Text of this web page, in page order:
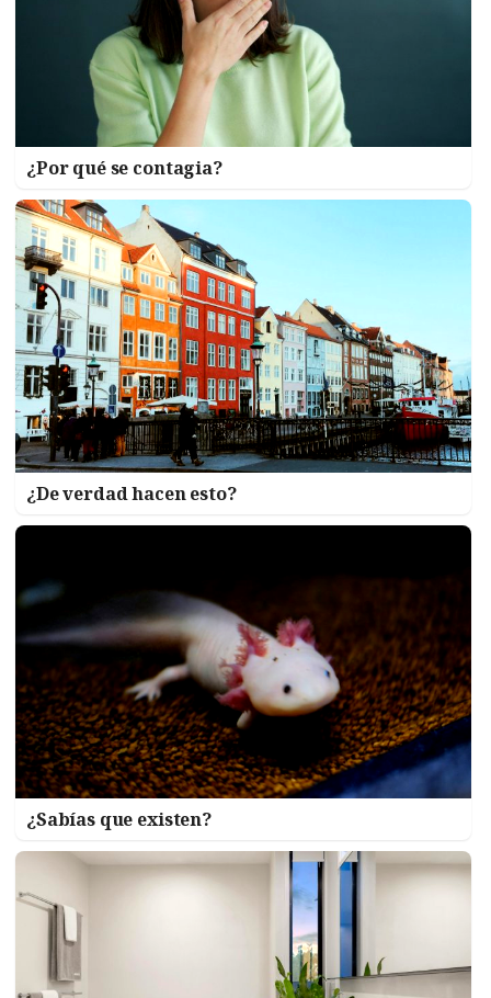
¿Por qué se contagia?
¿De verdad hacen esto?
¿Sabías que existen?